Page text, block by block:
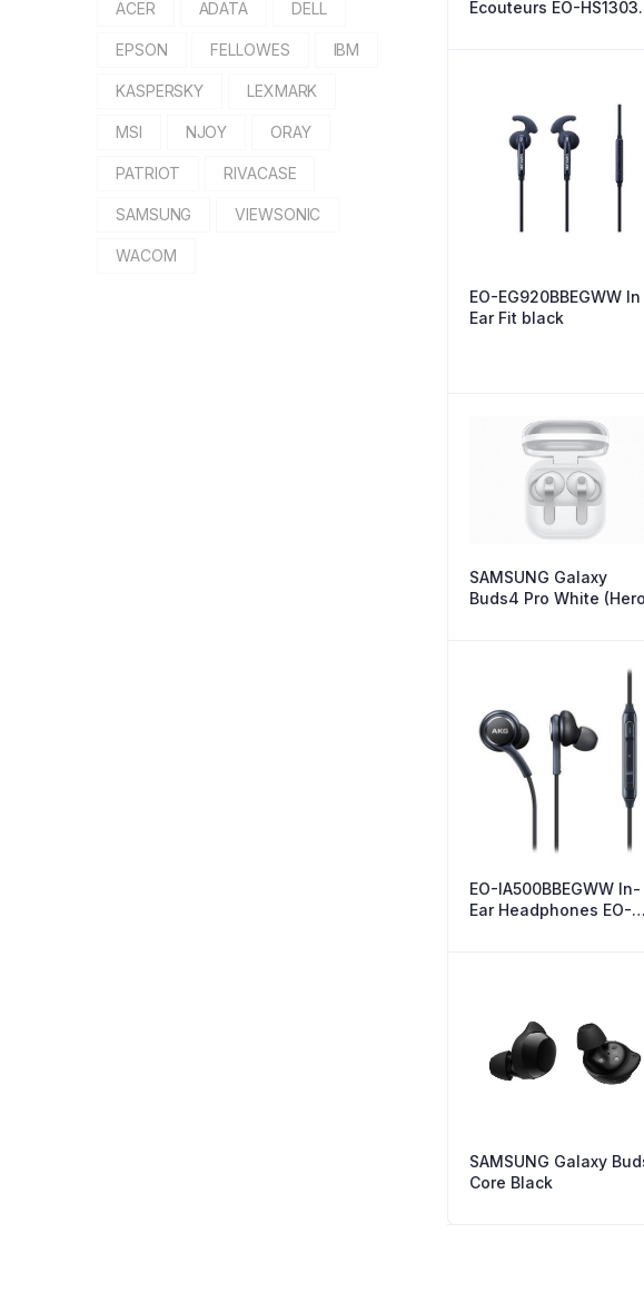
Ecouteurs EO-HS1303
EO-EG920BBEGWW In
Ear Fit black
SAMSUNG Galaxy
Buds4 Pro White (Hero
EO-IA500BBEGWW In-
Ear Headphones EO-
SAMSUNG Galaxy
Core Black
ACER ADATA DELL
EPSON FELLOWES IBM
KASPERSKY LEXMARK
MSI NJOY ORAY
PATRIOT RIVACASE
SAMSUNG VIEWSONIC
WACOM